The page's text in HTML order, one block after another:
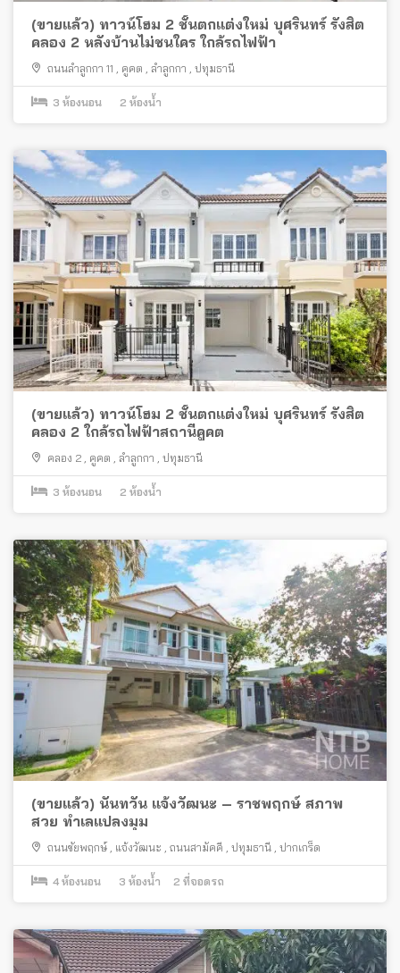
(ขายแล้ว) ทาวน์โฮม 2 ชั้นตกแต่งใหม่ บุศรินทร์ รังสิต
คลอง 2 หลังบ้านไม่ชนใคร ใกล้รถไฟฟ้า
ถนนลำลูกกา 11 , คูคต , ลำลูกกา , ปทุมธานี
3 ห้องนอน 2 ห้องน้ำ
(ขายแล้ว) ทาวน์โฮม 2 ชั้นตกแต่งใหม่ บุศรินทร์ รังสิต
คลอง 2 ใกล้รถไฟฟ้าสถานีคูคต
คลอง 2 , คูคต , ลำลูกกา , ปทุมธานี
3 ห้องนอน 2 ห้องน้ำ
(ขายแล้ว) นันทวัน แจ้งวัฒนะ – ราชพฤกษ์ สภาพ
สวย ทำเลแปลงมุม
ถนนชัยพฤกษ์ , แจ้งวัฒนะ , ถนนสามัคคี , ปทุมธานี , ปากเกร็ด
4 ห้องนอน 3 ห้องน้ำ 2 ที่จอดรถ